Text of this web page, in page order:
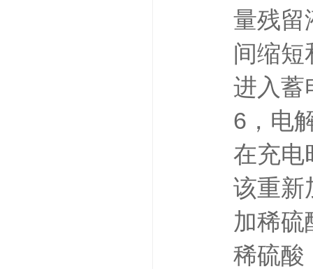
量残留
间缩短
进入蓄
6，电
在充电
该重新
加稀硫
稀硫酸